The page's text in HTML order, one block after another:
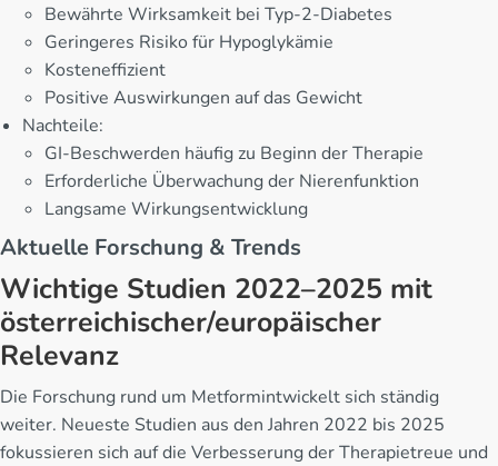
Bewährte Wirksamkeit bei Typ-2-Diabetes
Geringeres Risiko für Hypoglykämie
Kosteneffizient
Positive Auswirkungen auf das Gewicht
Nachteile:
GI-Beschwerden häufig zu Beginn der Therapie
Erforderliche Überwachung der Nierenfunktion
Langsame Wirkungsentwicklung
Aktuelle Forschung & Trends
Wichtige Studien 2022–2025 mit
österreichischer/europäischer
Relevanz
Die Forschung rund um Metformintwickelt sich ständig
weiter. Neueste Studien aus den Jahren 2022 bis 2025
fokussieren sich auf die Verbesserung der Therapietreue und